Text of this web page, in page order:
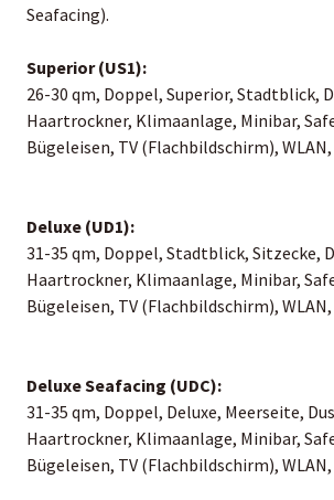
Seafacing).
Superior (US1):
26-30 qm, Doppel, Superior, Stadtblick,
Haartrockner, Klimaanlage, Minibar,
Bügeleisen, TV (Flachbildschirm),
Deluxe (UD1):
31-35 qm, Doppel, Stadtblick, Sitzecke,
Haartrockner, Klimaanlage, Minibar,
Bügeleisen, TV (Flachbildschirm),
Deluxe Seafacing (UDC):
31-35 qm, Doppel, Deluxe, Meerseite,
Haartrockner, Klimaanlage, Minibar,
Bügeleisen, TV (Flachbildschirm),